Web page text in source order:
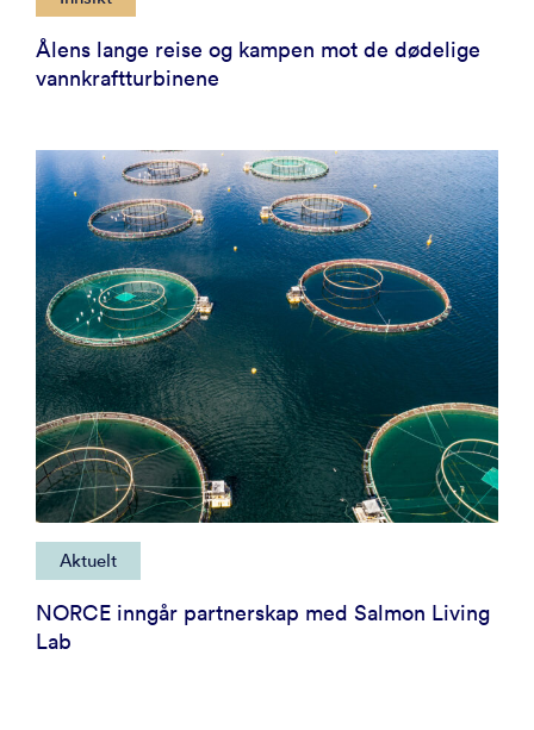
Ålens lange reise og kampen mot de dødelige
vannkraft­turbinene
Aktuelt
NORCE inngår partnerskap med Salmon Living
Lab